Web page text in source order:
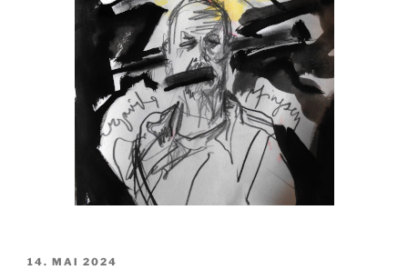
VERÖFFENTLICHT
14. MAI 2024